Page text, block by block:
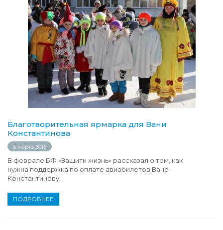
Благотворительная ярмарка для Вани
Константинова
6 марта 2015
В феврале БФ «Защити жизнь» рассказал о том, как
нужна поддержка по оплате авиабилетов Ване
Константинову.
ПОДРОБНЕЕ